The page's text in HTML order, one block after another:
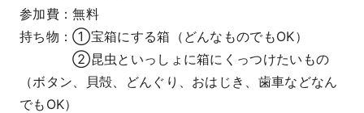
参加費：無料
持ち物：①宝箱にする箱（どんなものでもOK）
②昆虫といっしょに箱にくっつけたいもの
（ボタン、貝殻、どんぐり、おはじき、歯車などなん
でもOK）